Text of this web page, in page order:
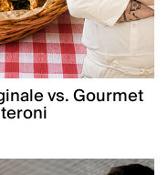
vs. Gourmet